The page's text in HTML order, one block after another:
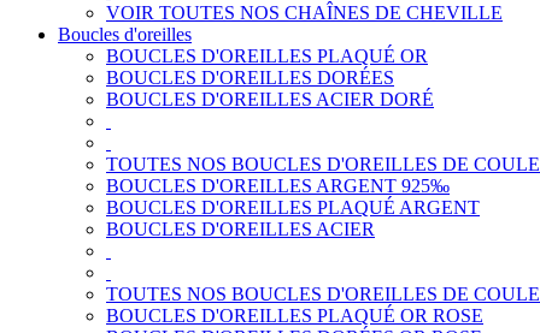
VOIR TOUTES NOS CHAÎNES DE CHEVILLE
Boucles d'oreilles
BOUCLES D'OREILLES PLAQUÉ OR
BOUCLES D'OREILLES DORÉES
BOUCLES D'OREILLES ACIER DORÉ
TOUTES NOS BOUCLES D'OREILLES DE
BOUCLES D'OREILLES ARGENT 925‰
BOUCLES D'OREILLES PLAQUÉ ARGENT
BOUCLES D'OREILLES ACIER
TOUTES NOS BOUCLES D'OREILLES DE
BOUCLES D'OREILLES PLAQUÉ OR ROSE